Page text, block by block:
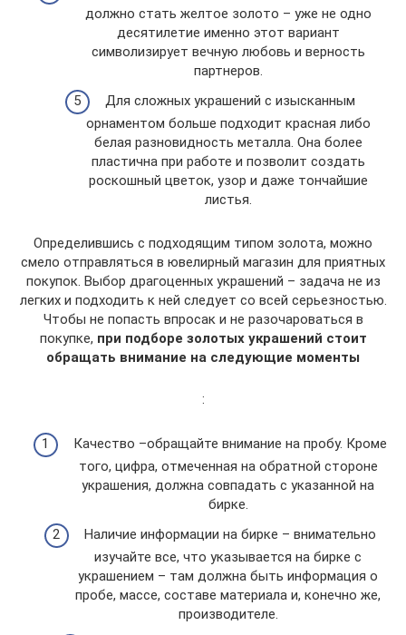
должно стать желтое золото – уже не одно
десятилетие именно этот вариант
символизирует вечную любовь и верность
партнеров.
Для сложных украшений с изысканным
орнаментом больше подходит красная либо
белая разновидность металла. Она более
пластична при работе и позволит создать
роскошный цветок, узор и даже тончайшие
листья.
Определившись с подходящим типом золота, можно
смело отправляться в ювелирный магазин для приятных
покупок. Выбор драгоценных украшений – задача не из
легких и подходить к ней следует со всей серьезностью.
Чтобы не попасть впросак и не разочароваться в
покупке, при подборе золотых украшений стоит
обращать внимание на следующие моменты
:
Качество –обращайте внимание на пробу. Кроме
того, цифра, отмеченная на обратной стороне
украшения, должна совпадать с указанной на
бирке.
Наличие информации на бирке – внимательно
изучайте все, что указывается на бирке с
украшением – там должна быть информация о
пробе, массе, составе материала и, конечно же,
производителе.